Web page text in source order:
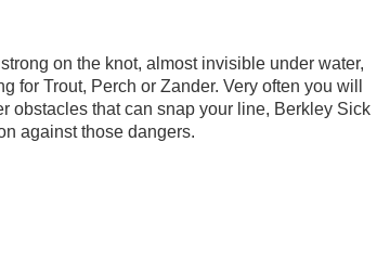
on the knot, almost invisible under water,
for Trout, Perch or Zander. Very often you will
obstacles that can snap your line, Berkley Sick
against those dangers.